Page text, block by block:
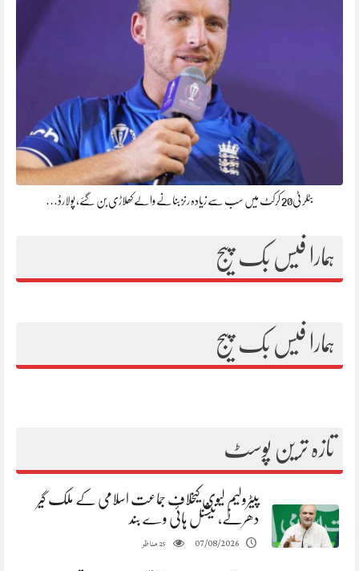
بٹلر ٹی20 کرکٹ میں سب سے زیادہ رنز بنانے والے کھلاڑی بن گئے، پولارڈ…
ہمارا فیس بک پیج
ہمارا فیس بک پیج
تازہ ترین پوسٹ
پیٹرولیم لیوی کیخلاف جماعت اسلامی کے ملک گیر
دھرنے، نیشنل ہائی وے بند
07/08/2026
25مناظر